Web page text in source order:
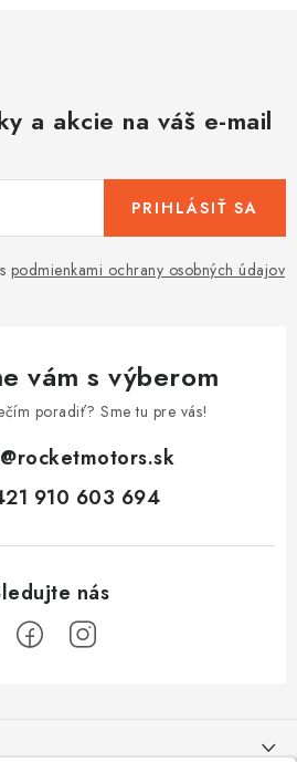
a akcie na váš e-mail
podmienkami ochrany osobných údajov
PRIHLÁSIŤ SA
vám s výberom
poradiť? Sme tu pre vás!
@rocketmotors.sk
910 603 694